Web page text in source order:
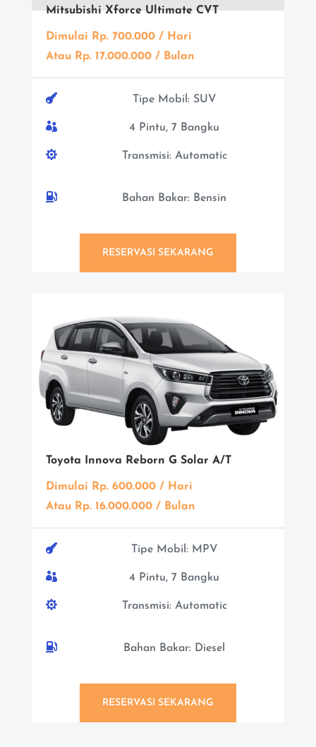
Mitsubishi Xforce Ultimate CVT
Dimulai Rp. 700.000 / Hari
Atau Rp. 17.000.000 / Bulan
 Tipe Mobil: SUV
 4 Pintu, 7 Bangku
 Transmisi: Automatic
 Bahan Bakar: Bensin
RESERVASI SEKARANG
Toyota Innova Reborn G Solar A/T
Dimulai Rp. 600.000 / Hari
Atau Rp. 16.000.000 / Bulan
 Tipe Mobil: MPV
 4 Pintu, 7 Bangku
 Transmisi: Automatic
 Bahan Bakar: Diesel
RESERVASI SEKARANG